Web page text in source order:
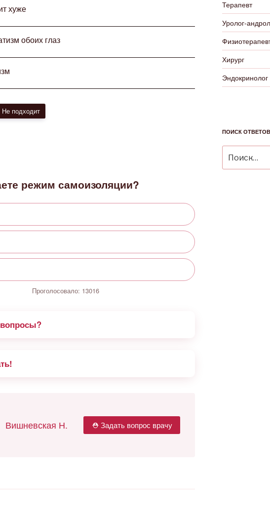
хуже
обоих глаз
Не подходит
режим самоизоляции?
Проголосовало: 13016
Вишневская Н. ⛑ Задать вопрос врачу
Терапевт
Уролог-
Хирург
Эндокринолог
ПОИСК ОТВЕТОВ